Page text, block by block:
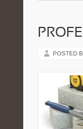
POSTED